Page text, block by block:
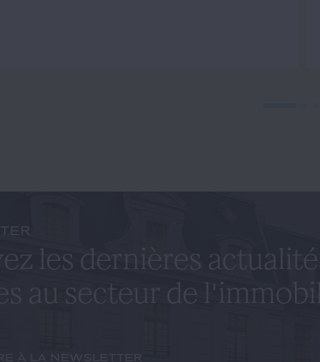
les dernières
au secteur de
à la newsletter